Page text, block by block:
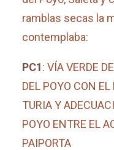
ramblas secas la
contemplaba:
PC1: VÍA VERDE
DEL POYO CON
TURIA Y
POYO ENTRE EL
PAIPORTA